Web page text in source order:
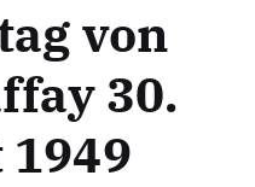
von
30.
1949